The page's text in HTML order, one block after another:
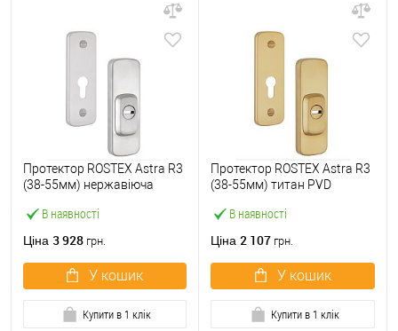
В наявності
Протектор ROSTEX Astra R3
(38-55мм) нержавіюча
Ціна 3 928 грн.
У кошик
Купити в 1 клік
В наявності
Протектор ROSTEX Astra R3
(38-55мм) титан PVD
Ціна 2 107 грн.
У кошик
Купити в 1 клік